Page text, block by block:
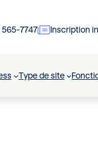
565-7747 Inscription
Type de site